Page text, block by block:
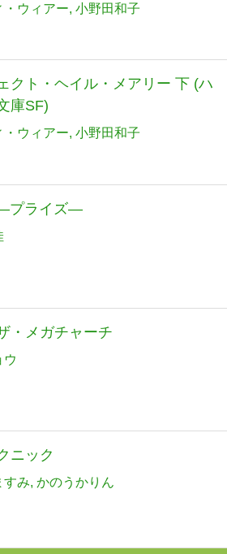
・ウィアー 小野田和子
クト・ヘイル・メアリー 下 (ハ
庫SF)
・ウィアー 小野田和子
プライズ―
・メガチャーチ
ウ
ニック
すみ かのうかりん